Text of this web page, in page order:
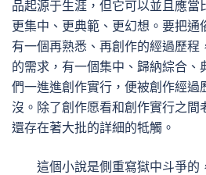
品起源于生涯，但它可以並且應當
更集中、更典範、更幻想。要把通
有一個再熟悉、再創作的經過歷程
的需求，有一個集中、歸納綜合、
們一進進創作實行，便被創作經過
沒。除了創作愿看和創作實行之間
還存在著大批的詳細的牴觸。
這個小說是側重寫獄中斗爭的